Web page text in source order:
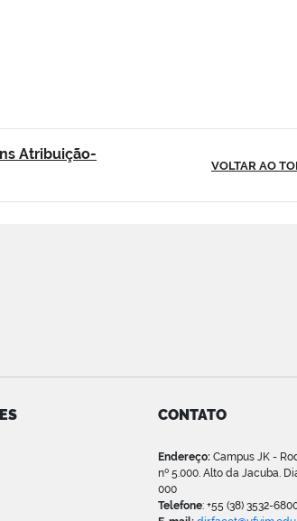
Atribuição-
VOLTAR AO
CONTATO
Endereço:Campus JK -
nº 5.000. Alto da Jacuba.
000
Telefone: +55 (38) 3532-